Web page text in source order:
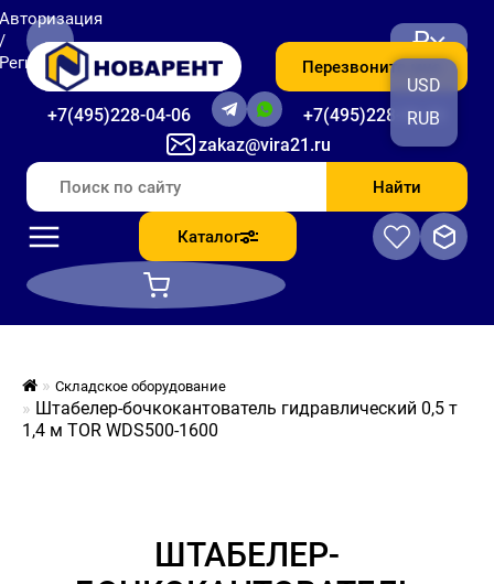
zakaz@vira21.ru
+7(495)228-04-06 +7(495)228-06-56
Перезвоните мне
₽
USD
RUB
Найти
Каталог
Складское оборудование
Штабелер-бочкокантователь гидравлический 0,5 т
1,4 м TOR WDS500-1600
ШТАБЕЛЕР-